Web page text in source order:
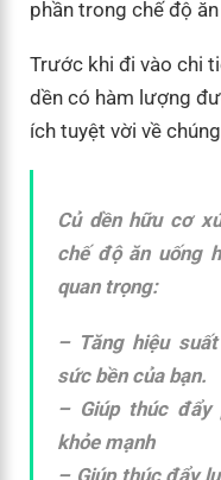
phần trong chế độ
Trước khi đi vào chi
dền có hàm lượng
ích tuyệt vời về
Củ dền hữu cơ
chế độ ăn uống
quan trọng:
– Tăng hiệu
sức bền của bạn.
– Giúp thúc đẩy
khỏe mạnh
– Giúp thúc đẩy